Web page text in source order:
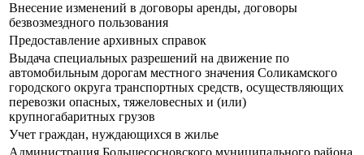
Внесение изменений в договоры аренды, договоры
безвозмездного пользования
Предоставление архивных справок
Выдача специальных разрешений на движение по
автомобильным дорогам местного значения Соликамского
городского округа транспортных средств, осуществляющих
перевозки опасных, тяжеловесных и (или)
крупногабаритных грузов
Учет граждан, нуждающихся в жилье